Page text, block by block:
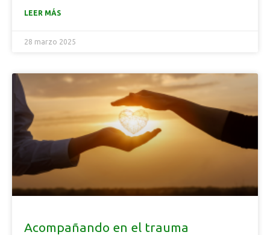
LEER MÁS
28 marzo 2025
Acompañando en el trauma